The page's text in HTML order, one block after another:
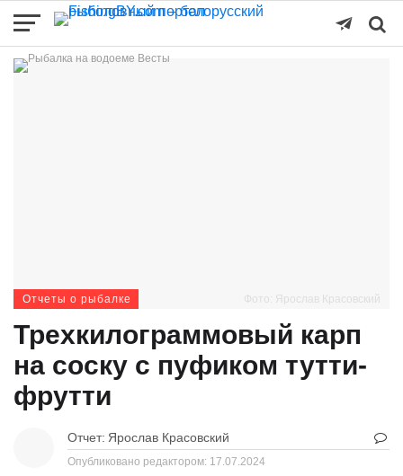
Фото: Ярослав Красовский
Отчеты о рыбалке
Трехкилограммовый карп
на соску с пуфиком тутти-
фрутти
Отчет: Ярослав Красовский
Опубликовано редактором: 17.07.2024